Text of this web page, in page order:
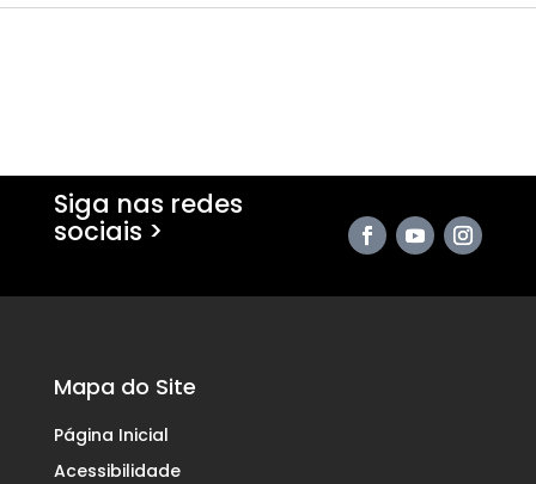
Siga nas redes
sociais >
Mapa do Site
Página Inicial
Acessibilidade